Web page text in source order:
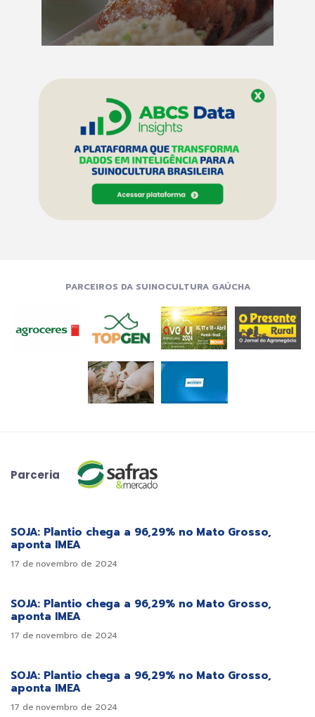
PARCEIROS DA SUINOCULTURA GAÚCHA
Parceria
SOJA: Plantio chega a 96,29% no Mato Grosso,
aponta IMEA
17 de novembro de 2024
SOJA: Plantio chega a 96,29% no Mato Grosso,
aponta IMEA
17 de novembro de 2024
SOJA: Plantio chega a 96,29% no Mato Grosso,
aponta IMEA
17 de novembro de 2024